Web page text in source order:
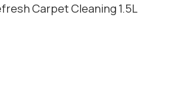
Carpet Cleaning 1.5L